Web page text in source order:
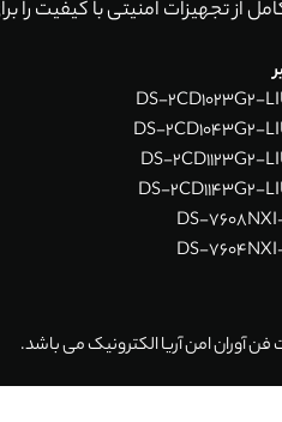
تجهیزات امنیتی با کیفیت را
آوران امن آریا الکترونیک می باشد.